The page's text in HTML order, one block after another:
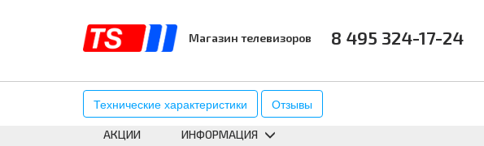
Магазин телевизоров 8 495 324-17-24
Технические характеристики Отзывы
КАТАЛОГ АКСЕССУАРЫ
АКЦИИ ИНФОРМАЦИЯ